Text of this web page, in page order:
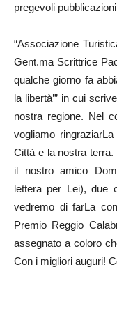
pregevoli
“Associazione
Gent.ma Scrittrice
qualche giorno fa
la libertà’” in cui
nostra regione. Nel
vogliamo
Città e la nostra
il nostro amico
lettera per Lei), due
vedremo di farLa
Premio Reggio
assegnato a coloro
Con i migliori auguri!